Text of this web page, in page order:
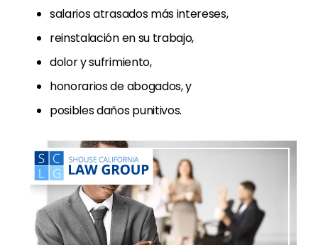
salarios atrasados más intereses,
reinstalación en su trabajo,
dolor y sufrimiento,
honorarios de abogados, y
posibles daños punitivos.